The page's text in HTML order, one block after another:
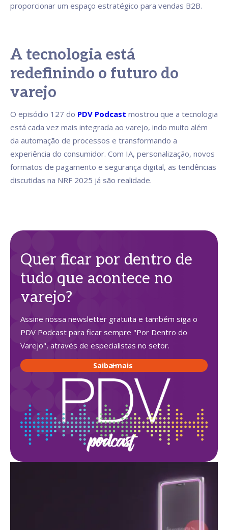
proporcionar um espaço estratégico para vendas B2B.
A tecnologia está
redefinindo o futuro do
varejo
O episódio 127 do PDV Podcast mostrou que a tecnologia
está cada vez mais integrada ao varejo, indo muito além
da automação de processos e transformando a
experiência do consumidor. Com IA, personalização, novos
formatos de pagamento e segurança digital, as tendências
discutidas na NRF 2025 já são realidade.
Quer ficar por dentro de
tudo que acontece no
varejo?
Assine nossa newsletter gratuita e também siga o
PDV Podcast para ficar sempre "Por Dentro do
Varejo", através de especialistas no setor.
Saiba mais